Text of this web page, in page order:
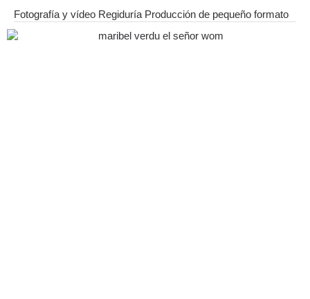
Fotografía y vídeo Regiduría Producción de pequeño formato